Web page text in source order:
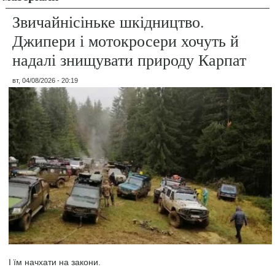
Звичайнісіньке шкідництво.
Джипери і мотокросери хочуть й
надалі знищувати природу Карпат
вт, 04/08/2026 - 20:19
І їм начхати на закони.